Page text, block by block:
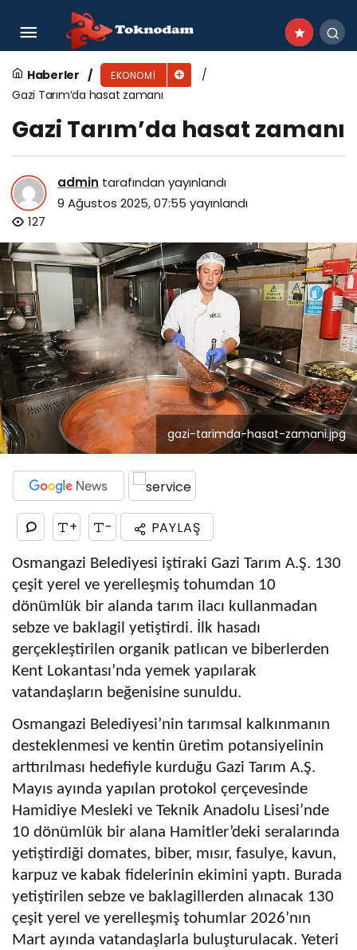
Haberler EKONOMI
Gazi Tarım’da hasat zamanı
Gazi Tarım’da hasat zamanı
admin tarafından yayınlandı
9 Ağustos 2025, 07:55 yayınlandı
127
gazi-tarimda-hasat-zamani.jpg
+ - PAYLAŞ
Osmangazi Belediyesi iştiraki Gazi Tarım A.Ş. 130
çeşit yerel ve yerelleşmiş tohumdan 10
dönümlük bir alanda tarım ilacı kullanmadan
sebze ve baklagil yetiştirdi. İlk hasadı
gerçekleştirilen organik patlıcan ve biberlerden
Kent Lokantası’nda yemek yapılarak
vatandaşların beğenisine sunuldu.
Osmangazi Belediyesi’nin tarımsal kalkınmanın
desteklenmesi ve kentin üretim potansiyelinin
arttırılması hedefiyle kurduğu Gazi Tarım A.Ş.
Mayıs ayında yapılan protokol çerçevesinde
Hamidiye Mesleki ve Teknik Anadolu Lisesi’nde
10 dönümlük bir alana Hamitler’deki seralarında
yetiştirdiği domates, biber, mısır, fasulye, kavun,
karpuz ve kabak fidelerinin ekimini yaptı. Burada
yetiştirilen sebze ve baklagillerden alınacak 130
çeşit yerel ve yerelleşmiş tohumlar 2026’nın
Mart ayında vatandaşlarla buluşturulacak. Yeteri
Yenişehir Belediyesinin desteğiyle safran
üreticisi sayısı artıyor